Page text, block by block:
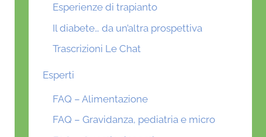
Esperienze di trapianto
Il diabete… da un’altra prospettiva
Trascrizioni Le Chat
Esperti
FAQ – Alimentazione
FAQ – Gravidanza, pediatria e micro